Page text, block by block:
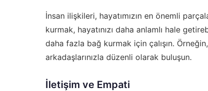
İnsan ilişkileri, hayatımızın en önemli
kurmak, hayatınızı daha anlamlı hale
daha fazla bağ kurmak için çalışın.
arkadaşlarınızla düzenli olarak buluşun.
İletişim ve Empati